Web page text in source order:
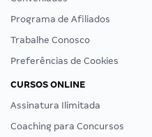
Programa de Afiliados
Trabalhe Conosco
Preferências de Cookies
CURSOS ONLINE
Assinatura Ilimitada
Coaching para Concursos